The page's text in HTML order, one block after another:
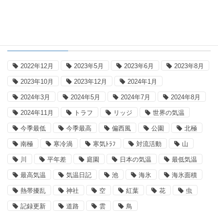
2022年12月 2023年5月 2023年6月 2023年8月
2023年10月 2023年12月 2024年1月
2024年3月 2024年5月 2024年7月 2024年8月
2024年11月 トラフ リッジ 世界の気温
今季最低 今季最高 偏西風 公園 北極
南極 寒冷渦 寒気ﾄﾗﾌ 対流活動 山
川 平年差 庭園 日本の気温 最低気温
最高気温 気温日記 池 海氷 海氷面積
熱帯擾乱 神社 空 紅葉 花 虫
記録更新 道路 雲 鳥